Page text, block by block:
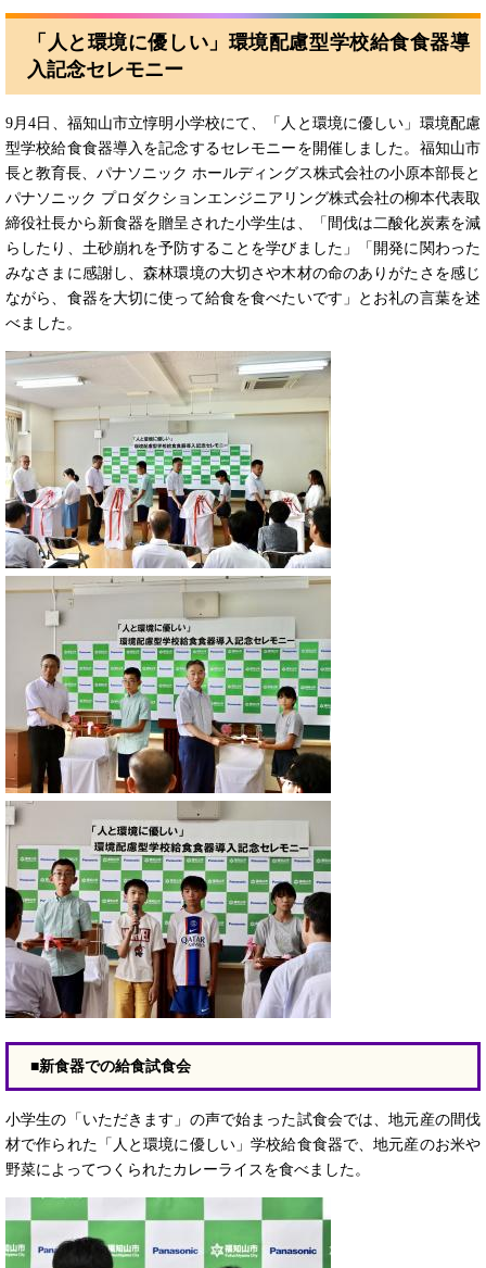
「人と環境に優しい」環境配慮型学校給食食器導
入記念セレモニー
9月4日、福知山市立惇明小学校にて、「人と環境に優しい」環境配慮
型学校給食食器導入を記念するセレモニーを開催しました。福知山市
長と教育長、パナソニック ホールディングス株式会社の小原本部長と
パナソニック プロダクションエンジニアリング株式会社の柳本代表取
締役社長から新食器を贈呈された小学生は、「間伐は二酸化炭素を減
らしたり、土砂崩れを予防することを学びました」「開発に関わった
みなさまに感謝し、森林環境の大切さや木材の命のありがたさを感じ
ながら、食器を大切に使って給食を食べたいです」とお礼の言葉を述
べました。
■新食器での給食試食会
小学生の「いただきます」の声で始まった試食会では、地元産の間伐
材で作られた「人と環境に優しい」学校給食食器で、地元産のお米や
野菜によってつくられたカレーライスを食べました。